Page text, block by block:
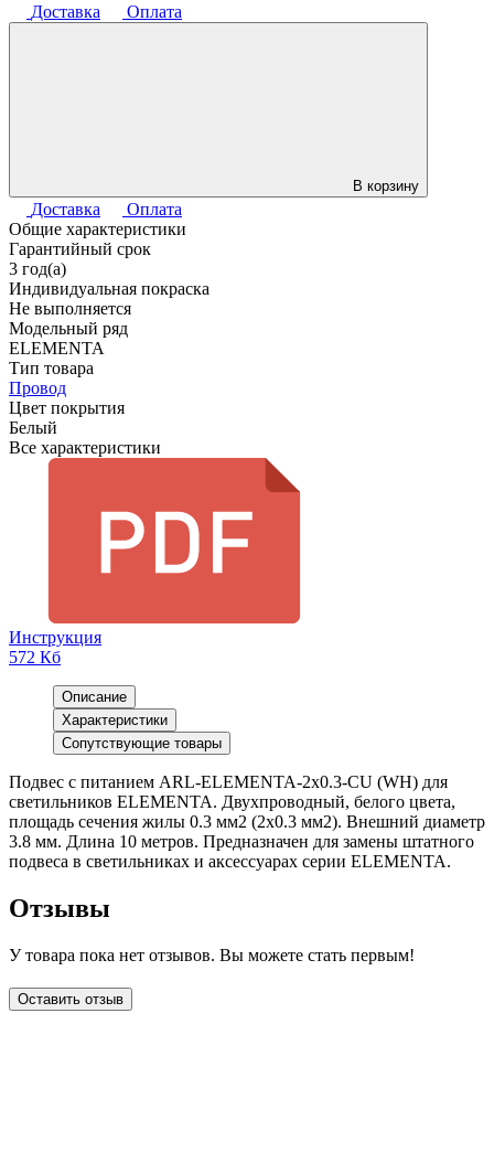
Доставка
Оплата
В корзину
Доставка
Оплата
Общие характеристики
Гарантийный срок
3 год(а)
Индивидуальная покраска
Не выполняется
Модельный ряд
ELEMENTA
Тип товара
Провод
Цвет покрытия
Белый
Все характеристики
Инструкция
572 Кб
Описание
Характеристики
Сопутствующие товары
Подвес с питанием ARL-ELEMENTA-2х0.3-CU (WH) для
светильников ELEMENTA. Двухпроводный, белого цвета,
площадь сечения жилы 0.3 мм2 (2x0.3 мм2). Внешний диаметр
3.8 мм. Длина 10 метров. Предназначен для замены штатного
подвеса в светильниках и аксессуарах серии ELEMENTA.
Отзывы
У товара пока нет отзывов. Вы можете стать первым!
Оставить отзыв